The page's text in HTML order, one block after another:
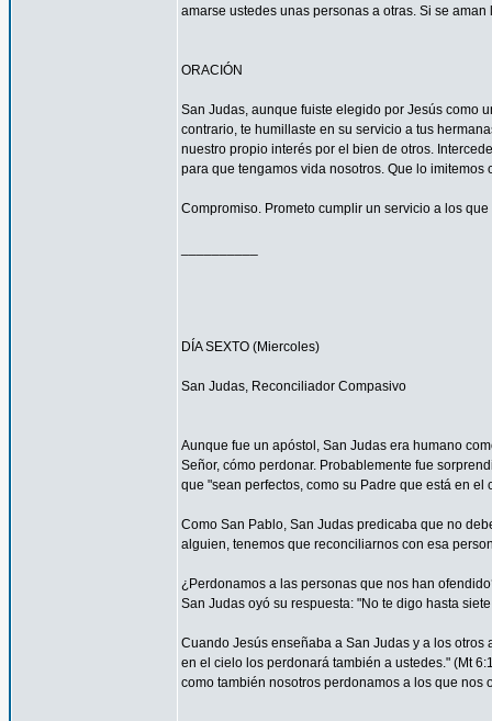
amarse ustedes unas personas a otras. Si se
ORACIÓN
San Judas, aunque fuiste elegido por Jesús como
contrario, te humillaste en su servicio a tus
nuestro propio interés por el bien de otros.
para que tengamos vida nosotros. Que lo
Compromiso. Prometo cumplir un servicio a los
DÍA SEXTO (Miercoles)
San Judas, Reconciliador Compasivo
Aunque fue un apóstol, San Judas era humano
Señor, cómo perdonar. Probablemente fue
que "sean perfectos, como su Padre que está en el
Como San Pablo, San Judas predicaba que no
alguien, tenemos que reconciliarnos con esa
¿Perdonamos a las personas que nos han
San Judas oyó su respuesta: "No te digo hasta
Cuando Jesús enseñaba a San Judas y a los
en el cielo los perdonará también a ustedes." (Mt
como también nosotros perdonamos a los que nos